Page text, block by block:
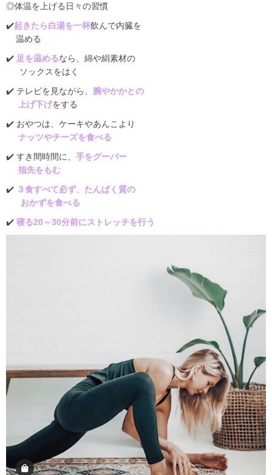
◎体温を上げる日々の習慣
✔️起きたら白湯を一杯飲んで内臓を
温める
✔️ 足を温めるなら、綿や絹素材の
ソックスをはく
✔️ テレビを見ながら、 腕やかかとの
上げ下げをする
✔️ おやつは、ケーキやあんこより
ナッツやチーズを食べる
✔️ すき間時間に、 手をグーパー
指先をもむ
✔️ ３食すべて必ず、たんぱく質の
おかずを食べる
✔️ 寝る20 ～30分前にストレッチを行う